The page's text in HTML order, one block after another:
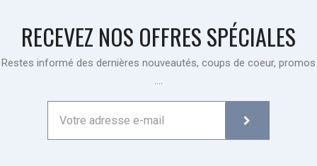
RECEVEZ NOS OFFRES SPÉCIALES
Restes informé des dernières nouveautés, coups de coeur, promos
....